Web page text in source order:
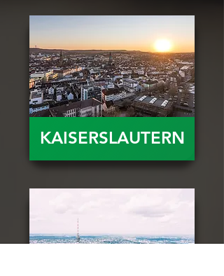
KAISERSLAUTERN